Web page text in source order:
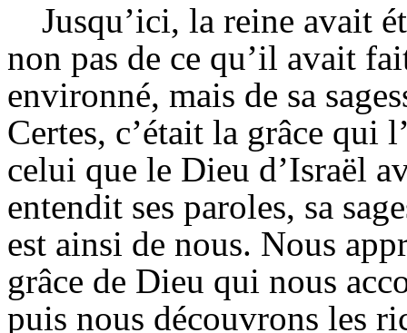
Jusqu’ici, la reine avait
non pas de ce qu’il avait
environné, mais de sa
Certes, c’était la grâce qui
celui que le Dieu d’Israël
entendit ses paroles, sa
est ainsi de nous. Nous
grâce de Dieu qui nous
puis nous découvrons les